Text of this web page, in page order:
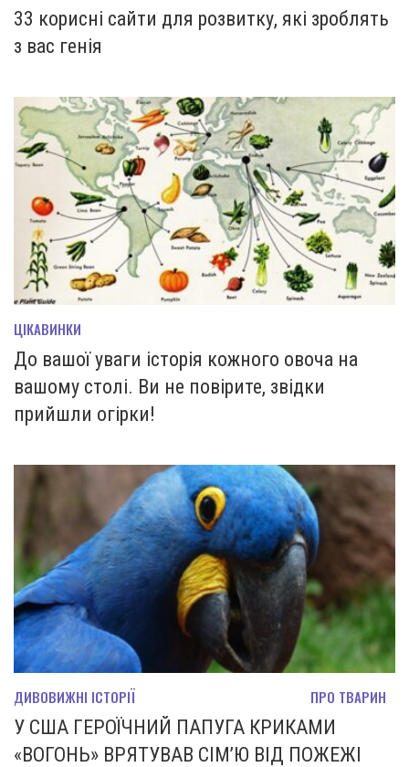
33 корисні сайти для розвитку, які зроблять
з вас генія
ЦІКАВИНКИ
До вашої уваги історія кожного овоча на
вашому столі. Ви не повірите, звідки
прийшли огірки!
ДИВОВИЖНІ ІСТОРІЇ ПРО ТВАРИН
У США ГЕРОЇЧНИЙ ПАПУГА КРИКАМИ
«ВОГОНЬ» ВРЯТУВАВ СІМ’Ю ВІД ПОЖЕЖІ